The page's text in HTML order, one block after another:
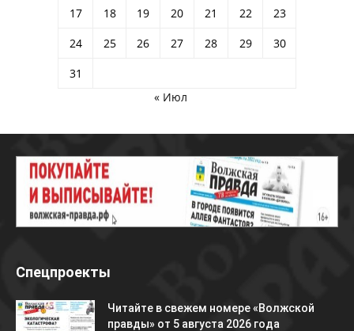
17
18 19 20 21 22
23
24
25 26 27 28 29
30
31
« Июл
Спецпроекты
Читайте в свежем номере «Волжской
правды» от 5 августа 2026 года